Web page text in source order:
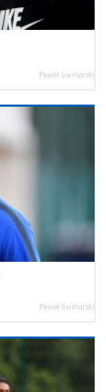
Paweł Świnarski
Paweł Świnarski